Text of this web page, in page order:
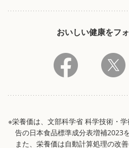
おいしい健康をフ
※栄養価は、文部科学省 科学技術・
告の日本食品標準成分表増補2023
また、栄養価は自動計算処理の改